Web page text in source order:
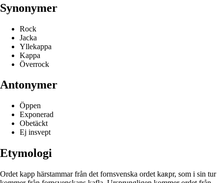
Synonymer
Rock
Jacka
Yllekappa
Kappa
Överrock
Antonymer
Öppen
Exponerad
Obetäckt
Ej insvept
Etymologi
Ordet kapp härstammar från det fornsvenska ordet kaʀpr, som i sin tur